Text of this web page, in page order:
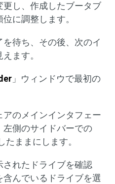
更し、作成したブータブ
に調整します。
待ち、その後、次のイ
ます。
」ウィンドウで最初の
アのメインインタフェー
左側のサイドバーでの
たままにします。
れたドライブを確認
含んでいるドライブを選